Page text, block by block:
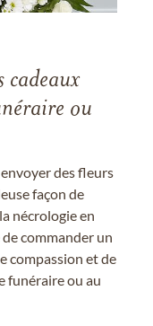
cadeaux
ou
des fleurs
façon de
nécrologie en
commander un
compassion et de
funéraire ou au